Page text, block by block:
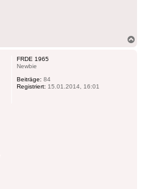
FRDE 1965
Newbie
Beiträge: 84
Registriert: 15.01.2014, 16:01